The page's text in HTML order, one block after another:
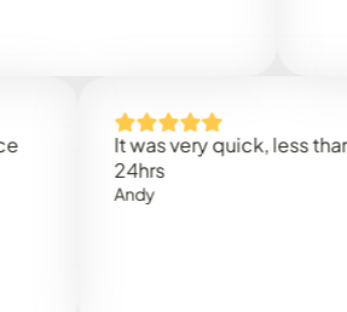
It was very quick, less than